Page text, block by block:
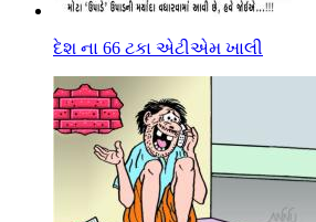
દેશ ના 66 ટકા એટીએમ ખાલી